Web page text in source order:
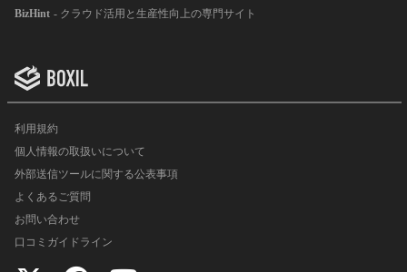
BizHint - クラウド活用と生産性向上の専門サイト
利用規約
個人情報の取扱いについて
外部送信ツールに関する公表事項
よくあるご質問
お問い合わせ
口コミガイドライン